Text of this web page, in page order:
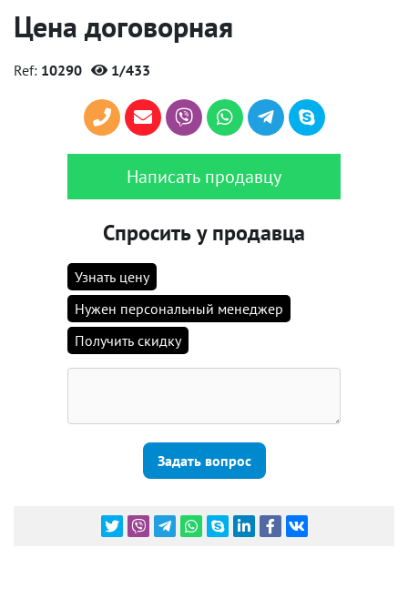
Цена договорная
Ref: 10290 1/433
Написать продавцу
Спросить у продавца
Узнать цену
Нужен персональный менеджер
Получить скидку
Задать вопрос